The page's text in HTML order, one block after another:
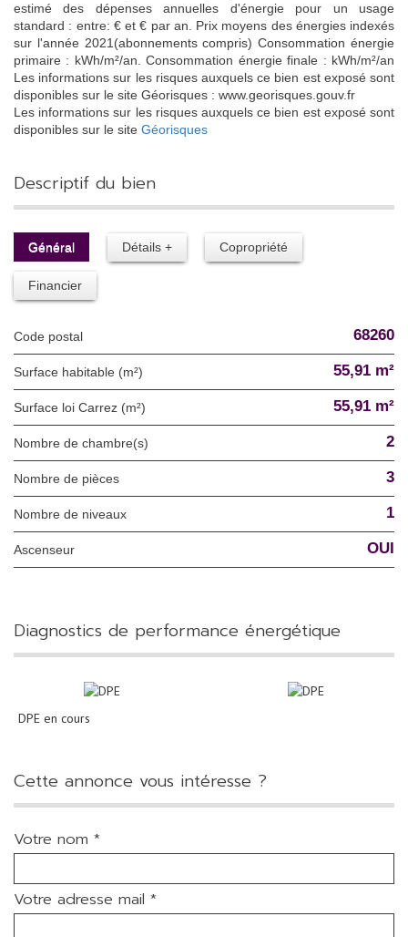
estimé des dépenses annuelles d'énergie pour un usage
standard : entre: € et € par an. Prix moyens des énergies indexés
sur l'année 2021(abonnements compris) Consommation énergie
primaire : kWh/m²/an. Consommation énergie finale : kWh/m²/an
Les informations sur les risques auxquels ce bien est exposé sont
disponibles sur le site Géorisques : www.georisques.gouv.fr
Les informations sur les risques auxquels ce bien est exposé sont
disponibles sur le site Géorisques
descriptif du bien
Général Détails + Copropriété
Financier
Code postal 68260
Surface habitable (m²) 55,91 m²
Surface loi Carrez (m²) 55,91 m²
Nombre de chambre(s) 2
Nombre de pièces 3
Nombre de niveaux 1
Ascenseur OUI
diagnostics de performance énergétique
DPE en cours
cette annonce vous intéresse ?
Votre nom *
Votre adresse mail *